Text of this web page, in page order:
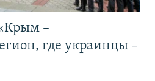
–
где украинцы –